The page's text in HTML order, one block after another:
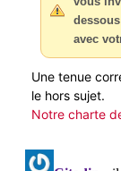
avec
Une tenue
le hors sujet.
Notre charte